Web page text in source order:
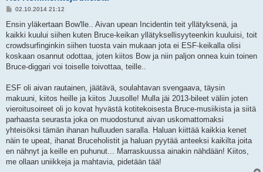
V
e
t
i
02.10.2014 21:12
Ensin yläkertaan Bow'lle.. Aivan upean Incidentin teit yllätyksenä, ja
kaikki kuului siihen kuten Bruce-keikan yllätyksellisyyteenkin kuuluisi, toit
crowdsurfinginkin siihen tuosta vain mukaan jota ei ESF-keikalla olisi
koskaan osannut odottaa, joten kiitos Bow ja niin paljon onnea kuin toinen
Bruce-diggari voi toiselle toivottaa, teille..
ESF oli aivan rautainen, jäätävä, soulahtavan svengaava, täysin
makuuni, kiitos heille ja kiitos Juusolle! Mulla jäi 2013-bileet väliin joten
vieroitusoireet oli jo kovat hyvästä kotitekoisesta Bruce-musiikista ja siitä
parhaasta seurasta joka on muodostunut aivan uskomattomaksi
yhteisöksi tämän ihanan hulluuden saralla. Haluan kiittää kaikkia kenet
näin te upeat, ihanat Bruceholistit ja haluan pyytää anteeksi kaikilta joita
en nähnyt ja keille en puhunut... Marraskuussa ainakin nähdään! Kiitos,
me ollaan uniikkeja ja mahtavia, pidetään tää!